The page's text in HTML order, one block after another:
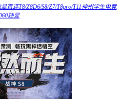
直连T8/Z8D6/S8/Z7/T8pro/T11神州学生电竞
独显